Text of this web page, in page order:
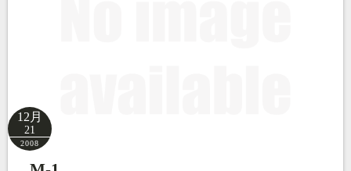
12月
21
2008